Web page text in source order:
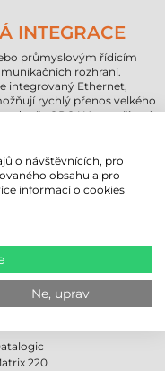
INTEGRACE
průmyslovým řídicím
rozhraní.
integrovaný Ethernet,
rychlý přenos velkého
OPC UA se zařízení
a poskytuje přímé datové
(PoE), což výrazně
čárových kódů Datalogic
PLC systémů výrobních
rozhodnutí.
TECHNICKÉ
220
o návštěvnících, pro
obsahu a pro
informací o cookies
Ne, uprav